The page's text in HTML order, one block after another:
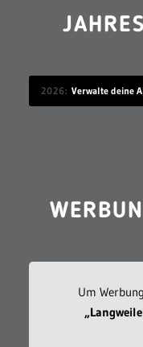
2026 Verwalte deine
Um